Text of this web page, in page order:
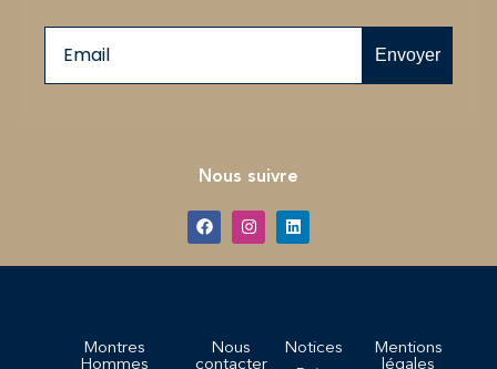
Envoyer
Nous suivre
Montres
Hommes
Nous
contacter
Notices
Mentions
légales